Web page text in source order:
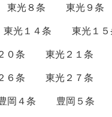
東光８条 東光９条
東光１４条 東光１
０条 東光２１条
６条 東光２７条
岡４条 豊岡５条